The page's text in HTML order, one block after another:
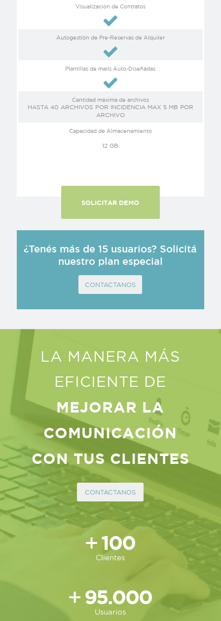
Visualización de Contratos
Autogestión de Pre-Reservas de Alquiler
Plantillas de mails Auto-Diseñadas
Cantidad máxima de archivos
HASTA 40 ARCHIVOS POR INCIDENCIA MAX 5 MB POR
ARCHIVO
Capacidad de Almacenamiento
12 GB
SOLICITAR DEMO
¿Tenés más de 15 usuarios? Solicitá
nuestro plan especial
CONTACTANOS
LA MANERA MÁS
EFICIENTE DE
MEJORAR LA
COMUNICACIÓN
CON TUS CLIENTES
CONTACTANOS
100
Clientes
95.000
Usuarios